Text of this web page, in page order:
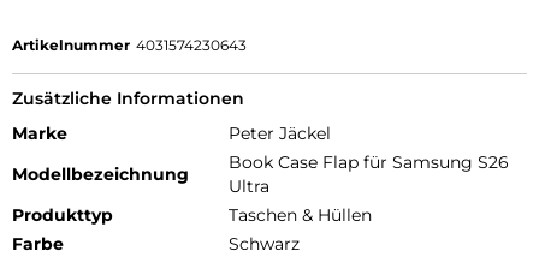
Artikelnummer 4031574230643
Zusätzliche Informationen
Marke
Peter Jäckel
Modellbezeichnung
Book Case Flap für Samsung S26
Ultra
Produkttyp
Taschen & Hüllen
Farbe
Schwarz